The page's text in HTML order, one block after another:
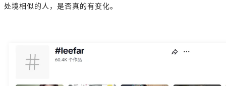
处境相似的人，是否真的有变化。